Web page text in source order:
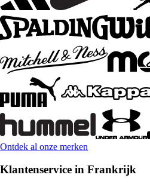
Ontdek al onze merken
Klantenservice in Frankrijk